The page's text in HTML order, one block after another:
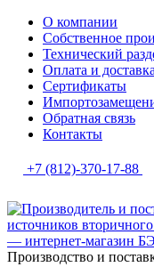
О компании
Собственное
Технический
Оплата и доставка
Сертификаты
Обратная связь
Контакты
+7 (812)-370-17-88
Производство и